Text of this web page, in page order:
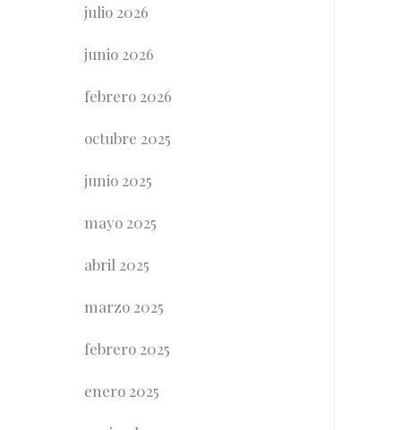
julio 2026
junio 2026
febrero 2026
octubre 2025
junio 2025
mayo 2025
abril 2025
marzo 2025
febrero 2025
enero 2025